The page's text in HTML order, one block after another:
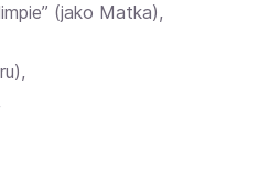
(jako Matka),